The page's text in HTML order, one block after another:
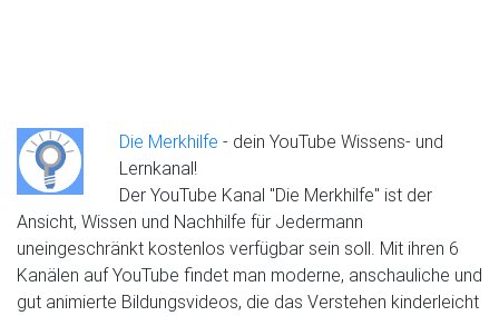
Die Merkhilfe - dein YouTube Wissens- und
Lernkanal!
Der YouTube Kanal "Die Merkhilfe" ist der
Ansicht, Wissen und Nachhilfe für Jedermann
uneingeschränkt kostenlos verfügbar sein soll. Mit ihren 6
Kanälen auf YouTube findet man moderne, anschauliche und
gut animierte Bildungsvideos, die das Verstehen kinderleicht